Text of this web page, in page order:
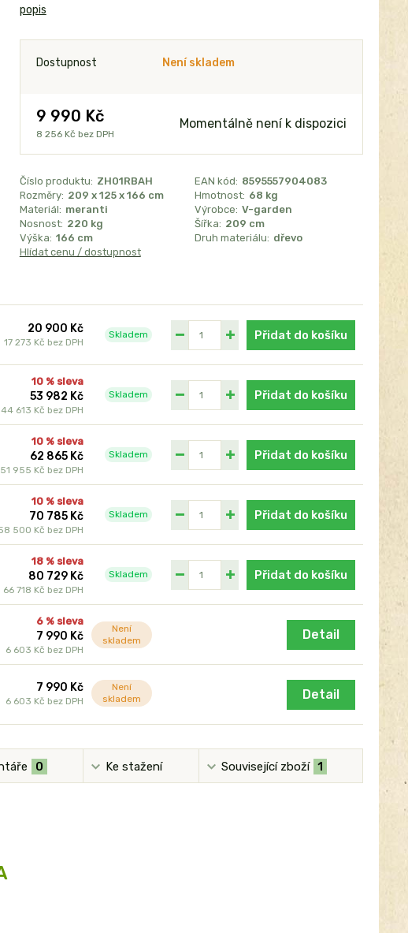
popis
Dostupnost Není skladem
9 990 Kč
8 256 Kč bez DPH
Momentálně není k dispozici
Číslo produktu: ZH01RBAH EAN kód: 8595557904083
Rozměry: 209 x 125 x 166 cm Hmotnost: 68 kg
Materiál: meranti Výrobce: V-garden
Nosnost: 220 kg Šířka: 209 cm
Výška: 166 cm Druh materiálu: dřevo
Hlídat cenu / dostupnost
20 900 Kč
17 273 Kč bez DPH
Skladem Přidat do košíku
10 % sleva
53 982 Kč
44 613 Kč bez DPH
Skladem Přidat do košíku
10 % sleva
62 865 Kč
51 955 Kč bez DPH
Skladem Přidat do košíku
10 % sleva
70 785 Kč
500 Kč bez DPH
Skladem Přidat do košíku
18 % sleva
80 729 Kč
66 718 Kč bez DPH
Skladem Přidat do košíku
6 % sleva
7 990 Kč
6 603 Kč bez DPH
Není
skladem
Detail
7 990 Kč
6 603 Kč bez DPH
Není
skladem
Detail
0 Ke stažení Související zboží 1